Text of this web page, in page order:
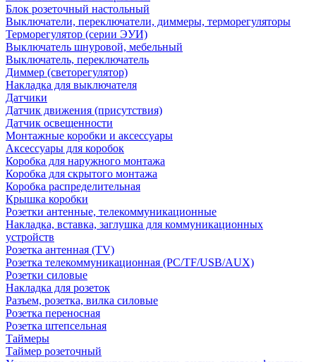
Блок розеточный настольный
Выключатели, переключатели, диммеры, терморегуляторы
Терморегулятор (серии ЭУИ)
Выключатель шнуровой, мебельный
Выключатель, переключатель
Диммер (светорегулятор)
Накладка для выключателя
Датчики
Датчик движения (присутствия)
Датчик освещенности
Монтажные коробки и аксессуары
Аксессуары для коробок
Коробка для наружного монтажа
Коробка для скрытого монтажа
Коробка распределительная
Крышка коробки
Розетки антенные, телекоммуникационные
Накладка, вставка, заглушка для коммуникационных
устройств
Розетка антенная (TV)
Розетка телекоммуникационная (PC/TF/USB/AUX)
Розетки силовые
Накладка для розеток
Разъем, розетка, вилка силовые
Розетка переносная
Розетка штепсельная
Таймеры
Таймер розеточный